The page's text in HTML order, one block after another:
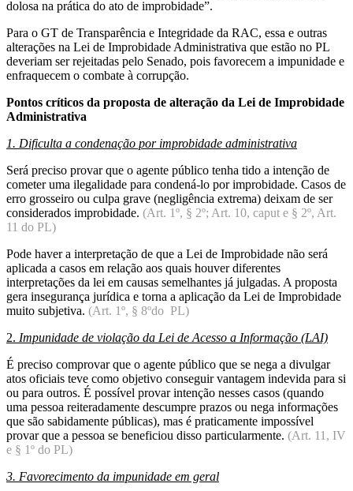
dolosa na prática do ato de improbidade”.
Para o GT de Transparência e Integridade da RAC, essa e outras
alterações na Lei de Improbidade Administrativa que estão no PL
deveriam ser rejeitadas pelo Senado, pois favorecem a impunidade e
enfraquecem o combate à corrupção.
Pontos críticos da proposta de alteração da Lei de Improbidade
Administrativa
1. Dificulta a condenação por improbidade administrativa
Será preciso provar que o agente público tenha tido a intenção de
cometer uma ilegalidade para condená-lo por improbidade. Casos de
erro grosseiro ou culpa grave (negligência extrema) deixam de ser
considerados improbidade. (Art. 1º, § 2º; Art. 10, caput e § 2º, Art.
11 do PL)
Pode haver a interpretação de que a Lei de Improbidade não será
aplicada a casos em relação aos quais houver diferentes
interpretações da lei em causas semelhantes já julgadas. A proposta
gera insegurança jurídica e torna a aplicação da Lei de Improbidade
muito subjetiva. (Art. 1º, § 8ºdo PL)
2. Impunidade de violação da Lei de Acesso a Informação (LAI)
É preciso comprovar que o agente público que se nega a divulgar
atos oficiais teve como objetivo conseguir vantagem indevida para si
ou para outros. É possível provar intenção nesses casos (quando
uma pessoa reiteradamente descumpre prazos ou nega informações
que são sabidamente públicas), mas é praticamente impossível
provar que a pessoa se beneficiou disso particularmente. (Art. 11, IV
e § 1º do PL)
3. Favorecimento da impunidade em geral